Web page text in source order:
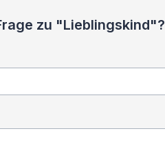
zu "Lieblingskind"?